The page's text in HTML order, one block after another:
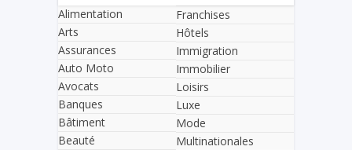
Alimentation
Arts
Assurances
Auto Moto
Avocats
Banques
Bâtiment
Beauté
Franchises
Hôtels
Immigration
Immobilier
Loisirs
Luxe
Mode
Multinationales